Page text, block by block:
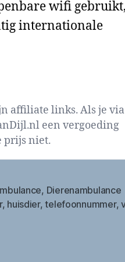
wifi gebruikt,
internationale
affiliate links. Als je via
een vergoeding
prijs niet.
, Dierenambulance
, huisdier,telefoonnummer,